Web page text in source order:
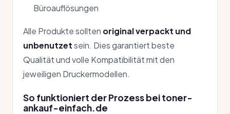
Büroauflösungen
Alle Produkte sollten original verpackt und
unbenutzetsein. Dies garantiert beste
Qualität und volle Kompatibilität mit den
jeweiligen Druckermodellen.
So funktioniert der Prozess bei toner-
ankauf-einfach.de